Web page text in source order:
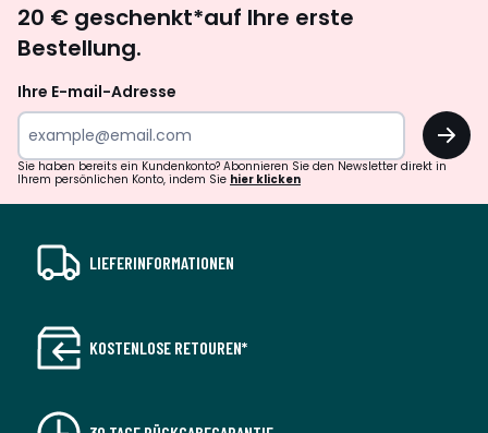
abonnieren
20 € geschenkt*auf Ihre erste
Bestellung.
Ihre E-mail-Adresse
OK
Sie haben bereits ein Kundenkonto? Abonnieren Sie den Newsletter direkt in
Ihrem persönlichen Konto, indem Sie hier klicken
LIEFERINFORMATIONEN
KOSTENLOSE RETOUREN*